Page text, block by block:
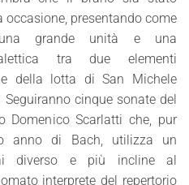
presentando come
una grande unità e una
tra due elementi
della lotta di San Michele
cinque sonate del
Domenico Scarlatti che, pur
anno di Bach, utilizza un
diverso e più incline al
interprete del repertorio